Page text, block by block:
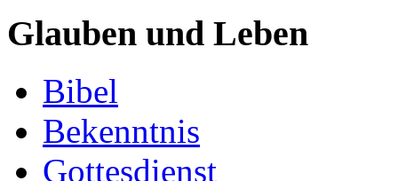
Glauben und Leben
Bibel
Bekenntnis
Gottesdienst